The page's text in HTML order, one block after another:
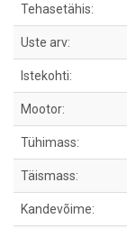
Tehasetähis:
Uste arv:
Istekohti:
Mootor:
Tühimass:
Täismass:
Kandevõime: